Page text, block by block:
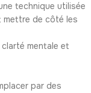
technique utilisée
mettre de côté les
mentale et
par des